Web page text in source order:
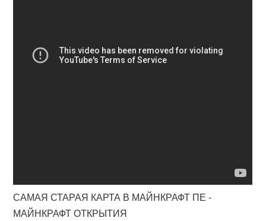
САМАЯ СТАРАЯ КАРТА В МАЙНКРАФТ ПЕ -
МАЙНКРАФТ ОТКРЫТИЯ